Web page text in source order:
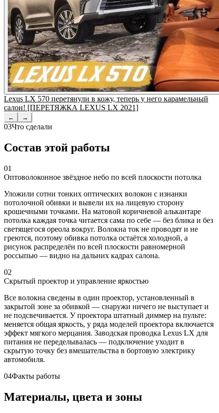
Lexus LX 570 перетянули в кожу, теперь у него карамельный
салон! [ПЕРЕТЯЖКА LEXUS LX 2021]
← →
03Что сделали
Состав этой работы
01
Оптоволоконное звёздное небо по всей плоскости потолка
Уложили сотни тонких оптических волокон с изнанки
потолочной обивки и вывели их на лицевую сторону
крошечными точками. На матовой коричневой алькантаре
потолка каждая точка читается сама по себе — без блика и без
светящегося ореола вокруг. Волокна ток не проводят и не
греются, поэтому обивка потолка остаётся холодной, а
рисунок распределён по всей плоскости равномерной
россыпью — видно на дальних кадрах салона.
02
Скрытый проектор и управление яркостью
Все волокна сведены в один проектор, установленный в
закрытой зоне за обивкой — снаружи ничего не выступает и
не подсвечивается. У проектора штатный диммер на пульте:
меняется общая яркость, у ряда моделей проектора включается
эффект мягкого мерцания. Заводская проводка Lexus LX для
питания не переделывалась — подключение уходит в
скрытую точку без вмешательства в бортовую электрику
автомобиля.
04Факты работы
Материалы, цвета и зоны